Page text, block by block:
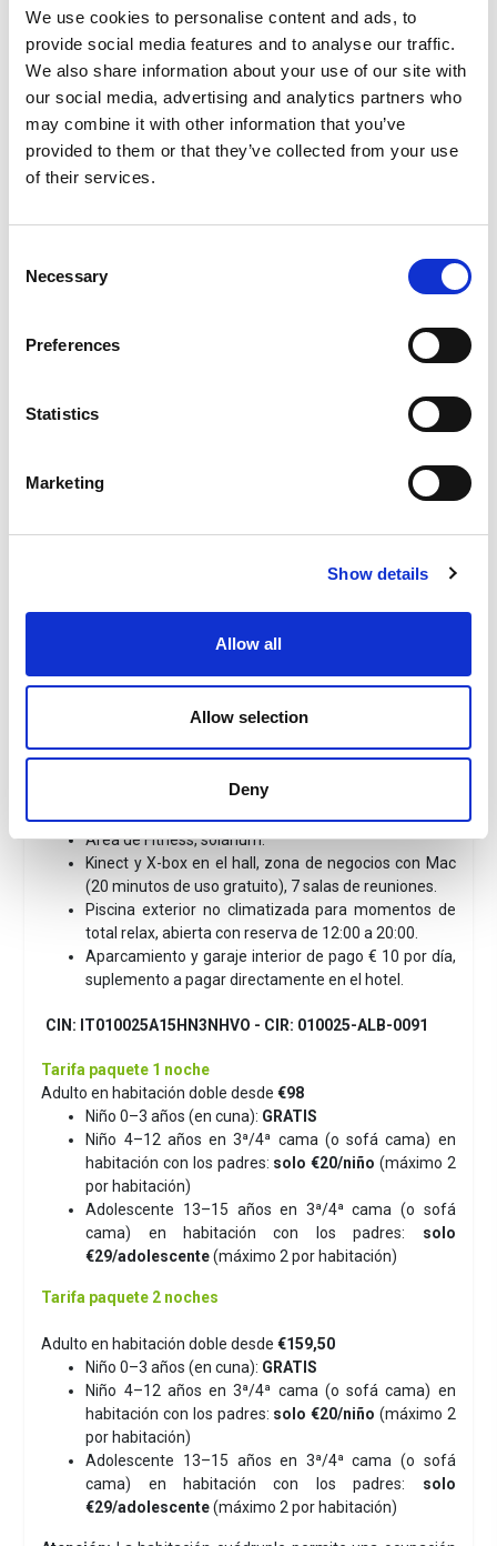
We use cookies to personalise content and ads, to
provide social media features and to analyse our traffic.
We also share information about your use of our site with
our social media, advertising and analytics partners who
may combine it with other information that you’ve
provided to them or that they’ve collected from your use
of their services.
Selection
Necessary
Preferences
Statistics
Marketing
Show details
Allow all
Allow selection
Deny
Package Details
2 adultos con 1 o 2 niños hasta 15 años
estadìa gratuita en hotel!
Incluye : entrada OPEN al Acuario y alojamiento con
desayuno. Garaje y aparcamiento disponibles con coste
Tiempo libre para visita autónoma de la ciudad y entrada al
Acuario de Génova.
ciudad y sus principales atracciones turísticas. Fin de los
servicios.
Ubicación
: En una ubicación estratégica, a solo 700 metros
aeropuerto, a 3 km de la Feria y a 5 minutos en coche o
transporte público del Acuario y del centro histórico.
para no fumadores y 8 para personas con movilidad
acondicionado, minibar (de pago), radio, teléfono directo,
: Hasta las 12:00
Política sobre animales: Se admiten animales de
¡Gratis! Wi-Fi disponible en todo el hotel
equilibrada, con platos regionales y menús
especiales para niños.
Área de Fitness, solárium.
Kinect y X-box en el hall, zona de negocios con Mac
(20 minutos de uso gratuito), 7 salas de reuniones.
Piscina exterior no climatizada para momentos de
total relax, abierta con reserva de 12:00 a 20:00.
Aparcamiento y garaje interior de pago € 10 por día,
suplemento a pagar directamente en el hotel.
CIN: IT010025A15HN3NHVO - CIR: 010025-ALB-0091
Tarifa paquete 1 noche
Adulto en habitación doble desde€98
Niño 0–3 años (en cuna): GRATIS
Niño 4–12 años en 3ª/4ª cama (o sofá cama) en
habitación con los padres: solo €20/niño (máximo 2
por habitación)
Adolescente 13–15 años en 3ª/4ª cama (o sofá
cama) en habitación con los padres: solo
€29/adolescente(máximo 2 por habitación)
Tarifa paquete 2 noches
Adulto en habitación doble desde€159,50
Niño 0–3 años (en cuna): GRATIS
Niño 4–12 años en 3ª/4ª cama (o sofá cama) en
habitación con los padres: solo €20/niño (máximo 2
por habitación)
Adolescente 13–15 años en 3ª/4ª cama (o sofá
cama) en habitación con los padres: solo
€29/adolescente(máximo 2 por habitación)